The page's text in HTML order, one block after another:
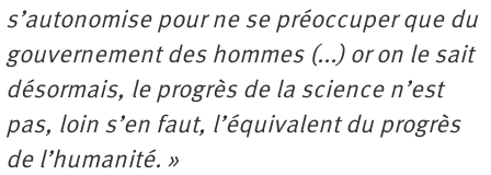
s’autonomise pour ne se préoccuper que du
gouvernement des hommes (...) or on le sait
désormais, le progrès de la science n’est
pas, loin s’en faut, l’équivalent du progrès
de l’humanité. »